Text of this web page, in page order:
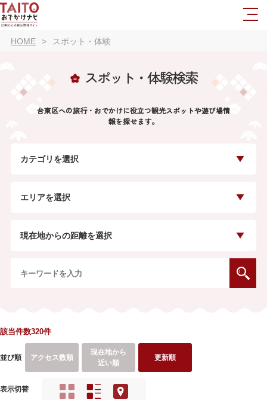
HOME スポット・体験
スポット・体験検索
台東区への旅行・おでかけに役立つ観光スポットや遊び場情
報を探せます。
カテゴリを選択
エリアを選択
現在地からの距離を選択
該当件数320件
並び順 アクセス数順
現在地から
近い順
更新順
表示切替